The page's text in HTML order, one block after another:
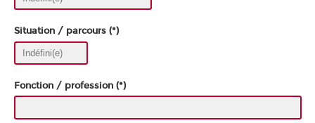
Situation / parcours (*)
Fonction / profession (*)